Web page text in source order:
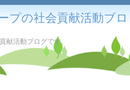
プの社会貢献活動ブロ
献活動ブログです。